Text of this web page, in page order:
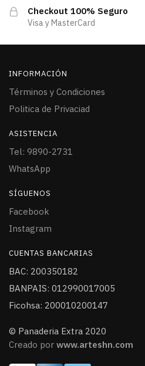
Checkout 100% Seguro
Visa y MasterCard
INFORMACIÓN
Términos y Condiciones
Politica de Privaciad
ASISTENCIA
Tel: 9890-2731
WhatsApp
SÍGUENOS
Facebook
Instagram
CUENTAS BANCARIAS
BAC: 200350182
BANPAIS: 012990017005
Ficohsa: 200010200147
© Panaderia Extra 2020
Creado por www.arteshn.com